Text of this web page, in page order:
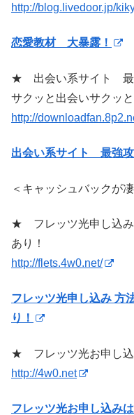
http://blog.livedoor.jp/
恋愛教材 大暴露！
★ 出会い系サイト 最
サクッと出会いサクッ
http://
出会い系サイト 最強攻
＜キャッシュバックが
★ フレッツ光申し込
あり！
http://flets.4w0.net/
フレッツ光申し込み
り！
★ フレッツ光お申し込
http://4w0.net
フレッツ光お申し込み